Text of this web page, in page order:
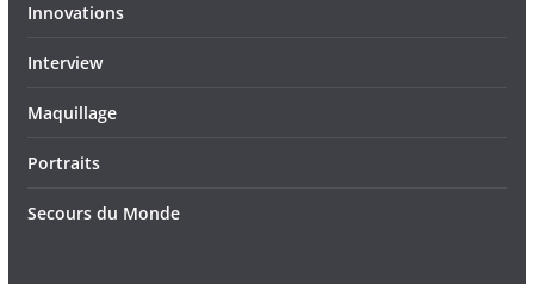
Innovations
Interview
Maquillage
Portraits
Secours du Monde